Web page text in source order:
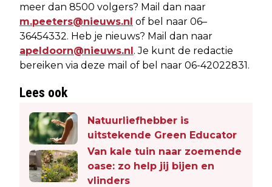
meer dan 8500 volgers? Mail dan naar
m.peeters@nieuws.nl of bel naar 06–
36454332. Heb je nieuws? Mail dan naar
apeldoorn@nieuws.nl. Je kunt de redactie
bereiken via deze mail of bel naar 06-42022831.
Lees ook
Natuurliefhebber is
uitstekende Green Educator
Van kale tuin naar zoemende
oase: zo help jij bijen en
vlinders